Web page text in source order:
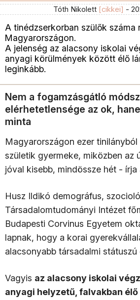
Tóth Nikolett [cikkei] -
A tinédzserkorban szülők száma
Magyarországon.
A jelenség az alacsony iskolai
anyagi körülmények között élő
leginkább.
Nem a fogamzásgátló
elérhetetlensége az ok,
minta
Magyarországon ezer tinilányból
születik gyermeke, miközben az
jóval kisebb, mindössze hét - írja
Husz Ildikó demográfus,
Társadalomtudományi Intézet
Budapesti Corvinus Egyetem
lapnak, hogy a korai
alacsonyabb társadalmi
Vagyis az alacsony iskolai
anyagi helyzetű, falvakban